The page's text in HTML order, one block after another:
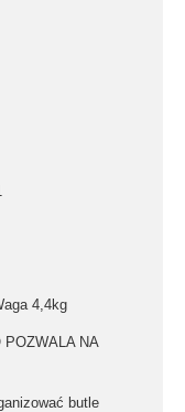
4,4kg
NA
butle